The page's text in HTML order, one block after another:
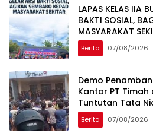
LAPAS KELAS IIA
BAKTI SOSIAL,
MASYARAKAT
Berita 07/08/2026
Demo
Kantor PT
Tuntutan Tata
Berita 07/08/2026